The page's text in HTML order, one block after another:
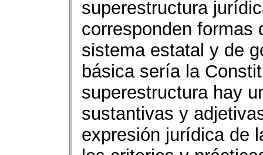
superestructura
corresponden formas
sistema estatal y de
básica sería la
superestructura hay
sustantivas y
expresión jurídica de